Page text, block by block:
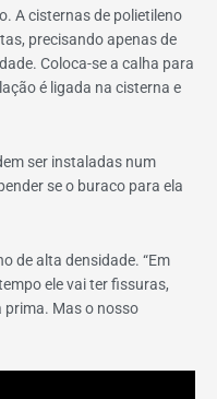
A cisternas de polietileno
precisando apenas de
Coloca-se a calha para
é ligada na cisterna e
ser instaladas num
se o buraco para ela
de alta densidade. “Em
ele vai ter fissuras,
prima. Mas o nosso